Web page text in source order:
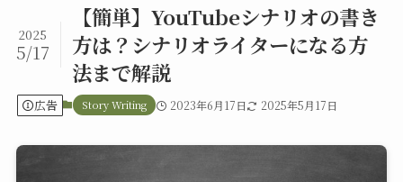
【簡単】YouTubeシナリオの書き
方は？シナリオライターになる方
法まで解説
2025
5/17
広告 Story Writing 2023年6月17日 2025年5月17日